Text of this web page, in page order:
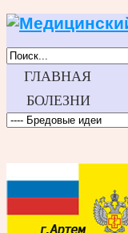
ГЛАВНАЯ
БОЛЕЗНИ